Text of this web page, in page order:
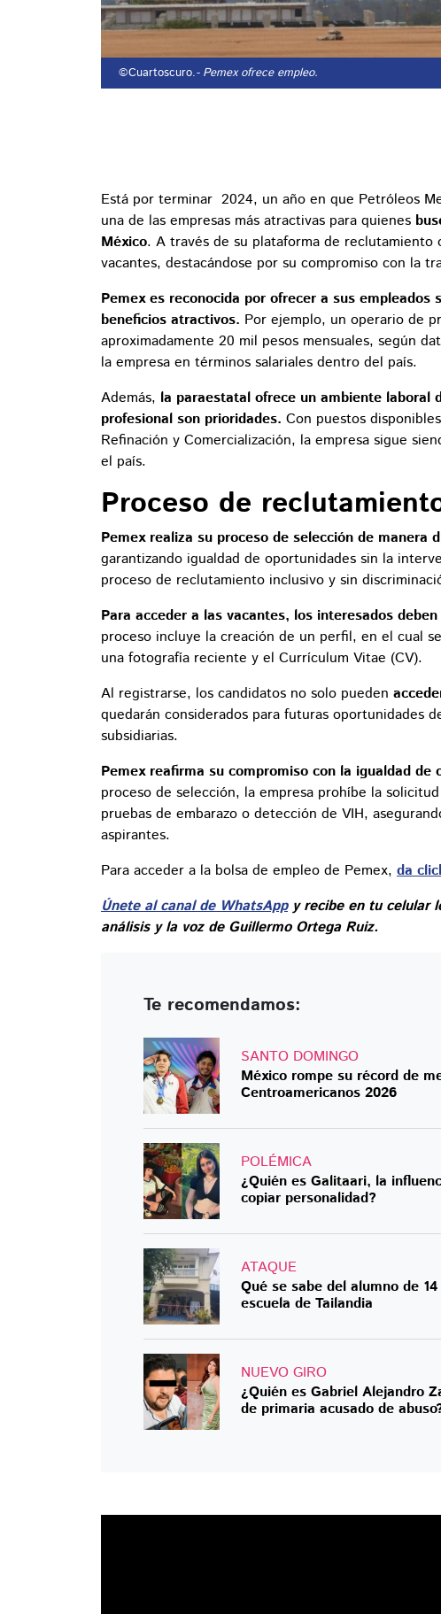
©Cuartoscuro.- Pemex ofrece empleo.
Está por terminar 2024, un año en que Petróleos
una de las empresas más atractivas para quienes
México. A través de su plataforma de reclutamiento
vacantes, destacándose por su compromiso con la
Pemex es reconocida por ofrecer a sus
beneficios atractivos. Por ejemplo, un operario de
aproximadamente 20 mil pesos mensuales, según
la empresa en términos salariales dentro del país.
Además, la paraestatal ofrece un ambiente laboral
profesional son prioridades. Con puestos
Refinación y Comercialización, la empresa sigue
el país.
Proceso de
Pemex realiza su proceso de selección de
garantizando igualdad de oportunidades sin la
proceso de reclutamiento inclusivo y sin
Para acceder a las vacantes, los interesados
proceso incluye la creación de un perfil, en el cual
una fotografía reciente y el Currículum Vitae (CV).
Al registrarse, los candidatos no solo pueden
quedarán considerados para futuras oportunidades
subsidiarias.
Pemex reafirma su compromiso con la igualdad
proceso de selección, la empresa prohíbe la
pruebas de embarazo o detección de VIH,
aspirantes.
Para acceder a la bolsa de empleo de Pemex, da
Únete al canal de WhatsAppy recibe en tu celular
análisis y la voz de Guillermo Ortega Ruiz.
Te recomendamos:
SANTO DOMINGO
México rompe su récord de
Centroamericanos 2026
POLÉMICA
¿Quién es Galitaari, la
copiar personalidad?
ATAQUE
Qué se sabe del alumno de
escuela de Tailandia
NUEVO GIRO
¿Quién es Gabriel Alejandro
de primaria acusado de